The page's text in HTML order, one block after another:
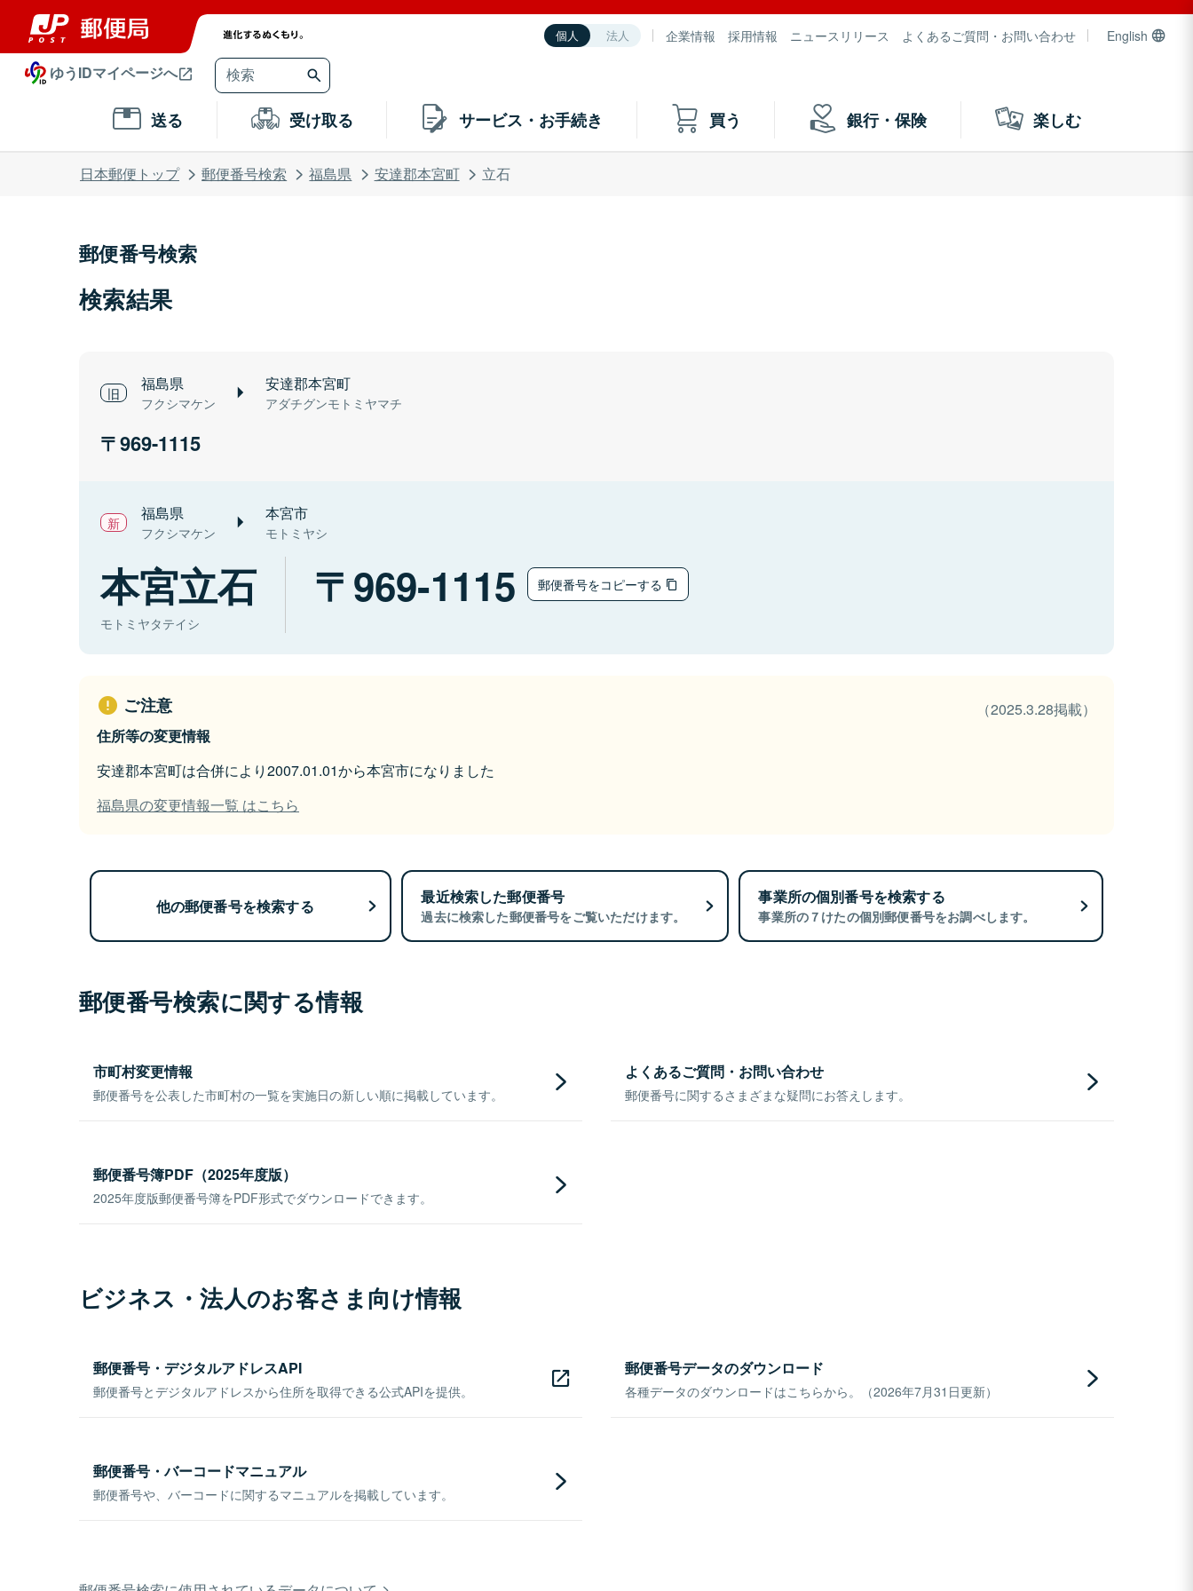
個人 法人 企業情報 採用情報 ニュースリリース よくあるご質問・お問い合わせ English
ゆうIDマイページへ
送る 受け取る サービス・お手続き 買う 銀行・保険 楽しむ
日本郵便トップ 郵便番号検索 福島県 安達郡本宮町 立石
郵便番号検索
検索結果
福島県
フクシマケン
安達郡本宮町
アダチグンモトミヤマチ
969-1115
福島県
フクシマケン
本宮市
モトミヤシ
本宮立石
モトミヤタテイシ
969-1115 郵便番号をコピーする
ご注意
（2025.3.28掲載）
住所等の変更情報
安達郡本宮町は合併により2007.01.01から本宮市になりました
福島県の変更情報一覧 はこちら
他の郵便番号を検索する 最近検索した郵便番号
過去に検索した郵便番号をご覧いただけます。
事業所の個別番号を検索する
事業所の７けたの個別郵便番号をお調べします。
郵便番号検索に関する情報
市町村変更情報
郵便番号を公表した市町村の一覧を実施日の新しい順に掲載しています。
よくあるご質問・お問い合わせ
郵便番号に関するさまざまな疑問にお答えします。
郵便番号簿PDF（2025年度版）
2025年度版郵便番号簿をPDF形式でダウンロードできます。
ビジネス・法人のお客さま向け情報
郵便番号・デジタルアドレスAPI
郵便番号とデジタルアドレスから住所を取得できる公式APIを提供。
郵便番号データのダウンロード
各種データのダウンロードはこちらから。（2026年7月31日更新）
郵便番号・バーコードマニュアル
郵便番号や、バーコードに関するマニュアルを掲載しています。